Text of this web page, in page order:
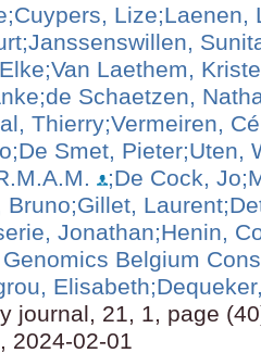
;Cuypers, Lize;Laenen,
;Janssenswillen,
;Van Laethem,
;de Schaetzen,
Thierry;Vermeiren,
;De Smet, Pieter;Uten,
;De Cock, Jo
Bruno;Gillet, Laurent
Jonathan;Henin,
Belgium
Elisabeth
journal, 21, 1, page
2024-02-01